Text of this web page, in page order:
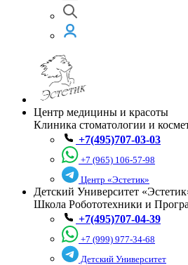
Центр медицины и красоты
Клиника стоматологии и
+7(495)707-03-03
+7 (965) 106-57-98
Центр «Эстетик»
Детский Университет
Школа Робототехники и
+7(495)707-04-39
+7 (999) 977-34-68
Детский Университет